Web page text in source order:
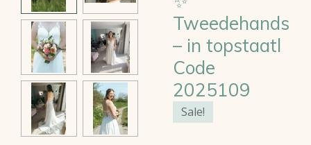
Tweedehands
– in topstaatl
Code
2025109
Sale!